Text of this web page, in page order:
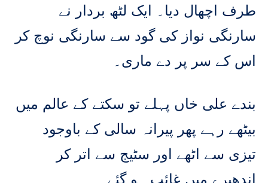
طرف اچھال دیا۔ ایک لٹھ بردار نے
سارنگی نواز کی گود سے سارنگی نوچ کر
اس کے سر پر دے ماری۔
بندے علی خاں پہلے تو سکتے کے عالم میں
بیٹھے رہے پھر پیرانہ سالی کے باوجود
تیزی سے اٹھے اور سٹیج سے اتر کر
اندھیرے میں غائب ہو گئے۔